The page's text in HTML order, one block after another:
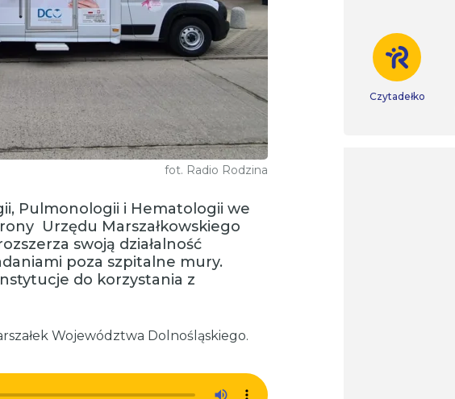
fot. Radio Rodzina
Pulmonologii i Hematologii we
Urzędu Marszałkowskiego
swoją działalność
poza szpitalne mury.
do korzystania z
Województwa Dolnośląskiego.
Czytadełko